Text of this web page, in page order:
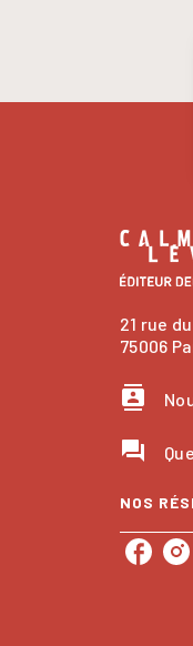
21 rue
75006
contacts
question_answer
NOS